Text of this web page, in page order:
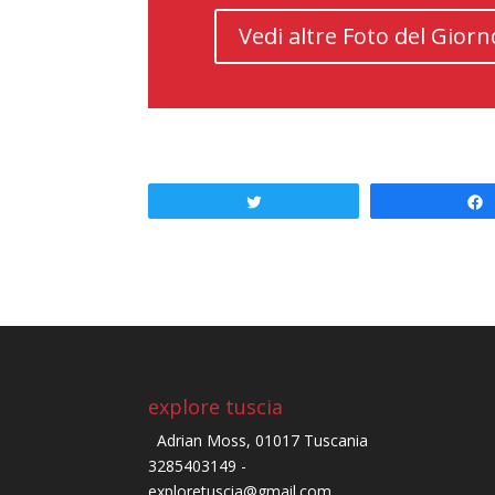
Vedi altre Foto del
explore tuscia
Adrian Moss, 01017 Tuscania
3285403149 -